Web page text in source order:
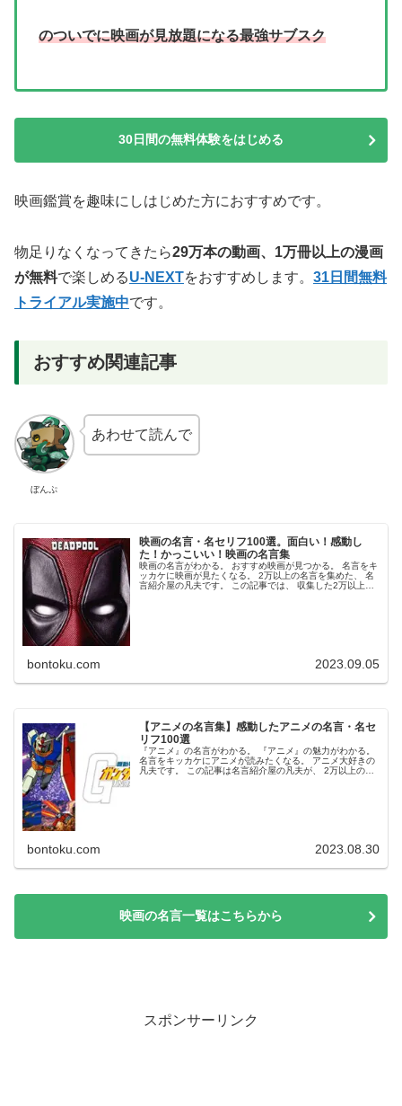
のついでに映画が見放題になる最強サブスク
30日間の無料体験をはじめる
映画鑑賞を趣味にしはじめた方におすすめです。
物足りなくなってきたら29万本の動画、1万冊以上の漫画
が無料で楽しめるU-NEXTをおすすめします。 31日間無料
トライアル実施中です。
おすすめ関連記事
ぼんぷ
あわせて読んで
映画の名言・名セリフ100選。面白い！感動し
た！かっこいい！映画の名言集
映画の名言がわかる。 おすすめ映画が見つかる。 名言をキ
ッカケに映画が見たくなる。 2万以上の名言を集めた、 名
言紹介屋の凡夫です。 この記事では、 収集した2万以上の
bontoku.com 2023.09.05
【アニメの名言集】感動したアニメの名言・名セ
リフ100選
『アニメ』の名言がわかる。 『アニメ』の魅力がわかる。
名言をキッカケにアニメが読みたくなる。 アニメ大好きの
凡夫です。 この記事は名言紹介屋の凡夫が、 2万以上の名
bontoku.com 2023.08.30
映画の名言一覧はこちらから
スポンサーリンク